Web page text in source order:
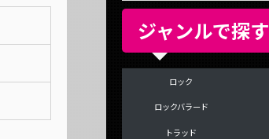
ジャンルで探す
ロック
ロックバラード
トラッド